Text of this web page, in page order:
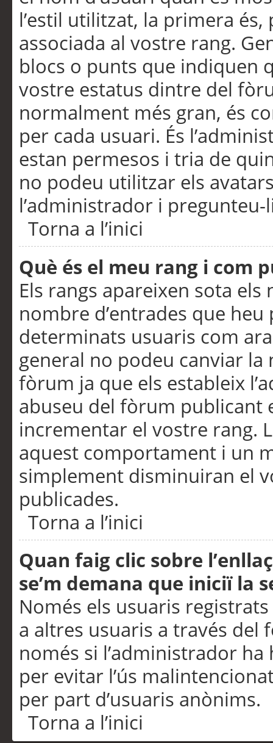
l’estil utilitzat, la primera
associada al vostre rang.
blocs o punts que indiquen
vostre estatus dintre del
normalment més gran, és
per cada usuari. És
estan permesos i tria de
no podeu utilitzar els
l’administrador i pregunteu-
Torna a l’inici
Què és el meu rang i com
Els rangs apareixen sota
nombre d’entrades que
determinats usuaris com
general no podeu canviar
fòrum ja que els estableix
abuseu del fòrum publicant
incrementar el vostre rang.
aquest comportament i un
simplement disminuiran el
publicades.
Torna a l’inici
Quan faig clic sobre
se’m demana que iniciï la
Només els usuaris
a altres usuaris a través
només si l’administrador
per evitar l’ús
per part d’usuaris anònims.
Torna a l’inici